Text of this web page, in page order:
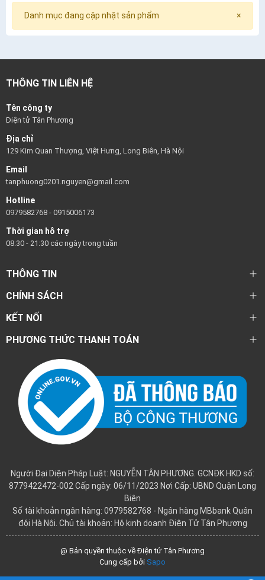
×
Danh mục đang cập nhật sản phẩm
THÔNG TIN LIÊN HỆ
Tên công ty
Điện tử Tân Phương
Địa chỉ
129 Kim Quan Thượng, Việt Hưng, Long Biên, Hà Nội
Email
tanphuong0201.nguyen@gmail.com
Hotline
0979582768 - 0915006173
Thời gian hỗ trợ
08:30 - 21:30 các ngày trong tuần
THÔNG TIN
CHÍNH SÁCH
KẾT NỐI
PHƯƠNG THỨC THANH TOÁN
Người Đại Diện Pháp Luật: NGUYỄN TÂN PHƯƠNG. GCNĐK HKD số:
8779422472-002 Cấp ngày: 06/11/2023 Nơi Cấp: UBND Quận Long
Biên
Số tài khoản ngân hàng: 0979582768 - Ngân hàng MBbank Quân
đội Hà Nội. Chủ tài khoản: Hộ kinh doanh Điện Tử Tân Phương
@ Bản quyền thuộc về Điện tử Tân Phương
Cung cấp bởi Sapo